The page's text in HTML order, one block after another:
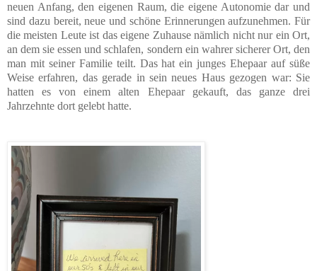
neuen Anfang, den eigenen Raum, die eigene Autonomie dar und
sind dazu bereit, neue und schöne Erinnerungen aufzunehmen. Für
die meisten Leute ist das eigene Zuhause nämlich nicht nur ein Ort,
an dem sie essen und schlafen, sondern ein wahrer sicherer Ort, den
man mit seiner Familie teilt. Das hat ein junges Ehepaar auf süße
Weise erfahren, das gerade in sein neues Haus gezogen war: Sie
hatten es von einem alten Ehepaar gekauft, das ganze drei
Jahrzehnte dort gelebt hatte.